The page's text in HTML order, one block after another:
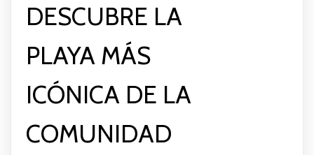
DESCUBRE LA
PLAYA MÁS
ICÓNICA DE LA
COMUNIDAD